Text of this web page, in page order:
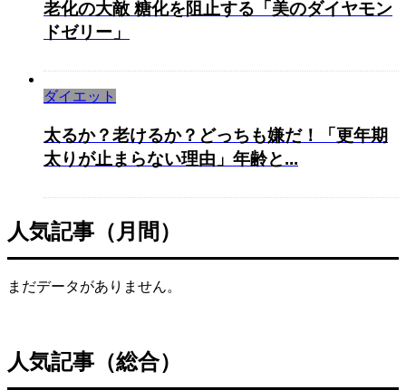
老化の大敵 糖化を阻止する「美のダイヤモン
ドゼリー」
ダイエット
太るか？老けるか？どっちも嫌だ！「更年期
太りが止まらない理由」年齢と...
人気記事（月間）
まだデータがありません。
人気記事（総合）